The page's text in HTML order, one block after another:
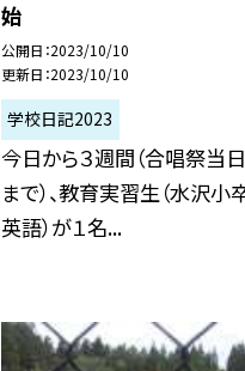
始
公開日 2023/10/10
更新日 2023/10/10
学校日記2023
今日から３週間（合唱祭当
まで）、教育実習生（水沢小
英語）が１名...